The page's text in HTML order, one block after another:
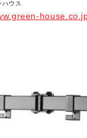
ハウス